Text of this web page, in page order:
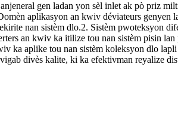
gen ladan yon sèl inlet ak pò priz
aplikasyon an kwiv déviateurs genyen
nan sistèm dlo.2. Sistèm pwoteksyon
an kwiv ka itilize tou nan sistèm pisin
ka aplike tou nan sistèm koleksyon dlo
divès kalite, ki ka efektivman reyalize